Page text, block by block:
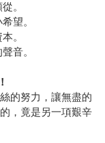
。
望。
。
音。
的努力，讓無盡的
，竟是另一項艱辛